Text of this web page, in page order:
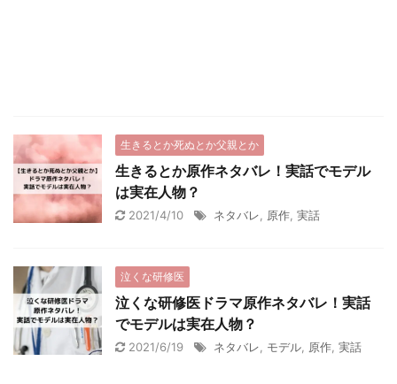
生きるとか死ぬとか父親とか
生きるとか原作ネタバレ！実話でモデル
は実在人物？
2021/4/10 ネタバレ 原作 実話
泣くな研修医
泣くな研修医ドラマ原作ネタバレ！実話
でモデルは実在人物？
2021/6/19 ネタバレ モデル 原作 実話